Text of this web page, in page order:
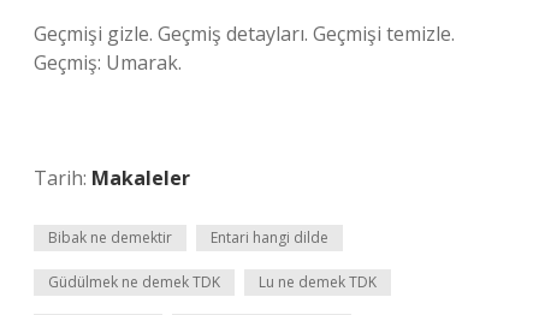
Geçmişi gizle. Geçmiş detayları. Geçmişi temizle.
Geçmiş: Umarak.
Tarih: Makaleler
Bibak ne demektir Entari hangi dilde
Güdülmek ne demek TDK Lu ne demek TDK